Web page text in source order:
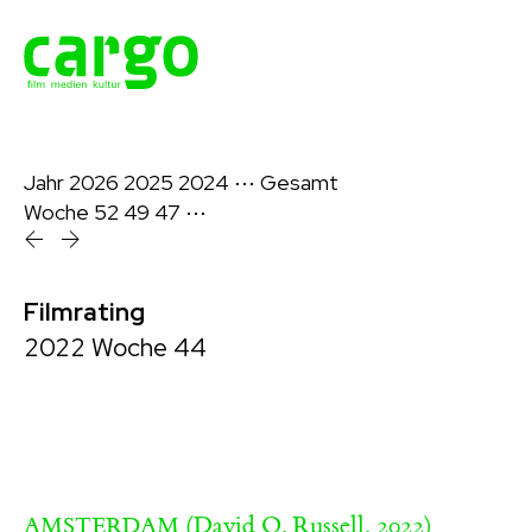
Jahr 2026 2025 2024 ⋯ Gesamt
Woche 52 49 47 ⋯
Filmrating
2022 Woche 44
AMSTERDAM (David O. Russell, 2022)